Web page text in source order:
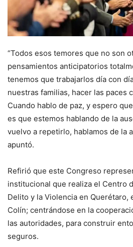
“Todos esos temores que no son
pensamientos anticipatorios
tenemos que trabajarlos día con
nuestras familias, hacer las paces
Cuando hablo de paz, y espero
es que estemos hablando de la
vuelvo a repetirlo, hablamos de la
apuntó.
Refirió que este Congreso
institucional que realiza el Centro
Delito y la Violencia en Querétaro,
Colín; centrándose en la
las autoridades, para construir
seguros.